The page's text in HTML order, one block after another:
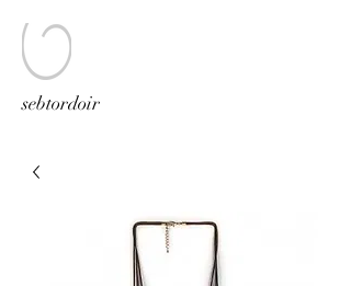
sebtordoir